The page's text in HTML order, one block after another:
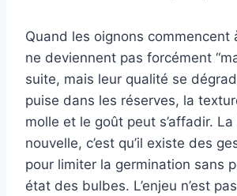
Quand les oignons commencent
ne deviennent pas forcément
suite, mais leur qualité se
puise dans les réserves, la
molle et le goût peut s’affadir.
nouvelle, c’est qu’il existe des
pour limiter la germination sans
état des bulbes. L’enjeu n’est